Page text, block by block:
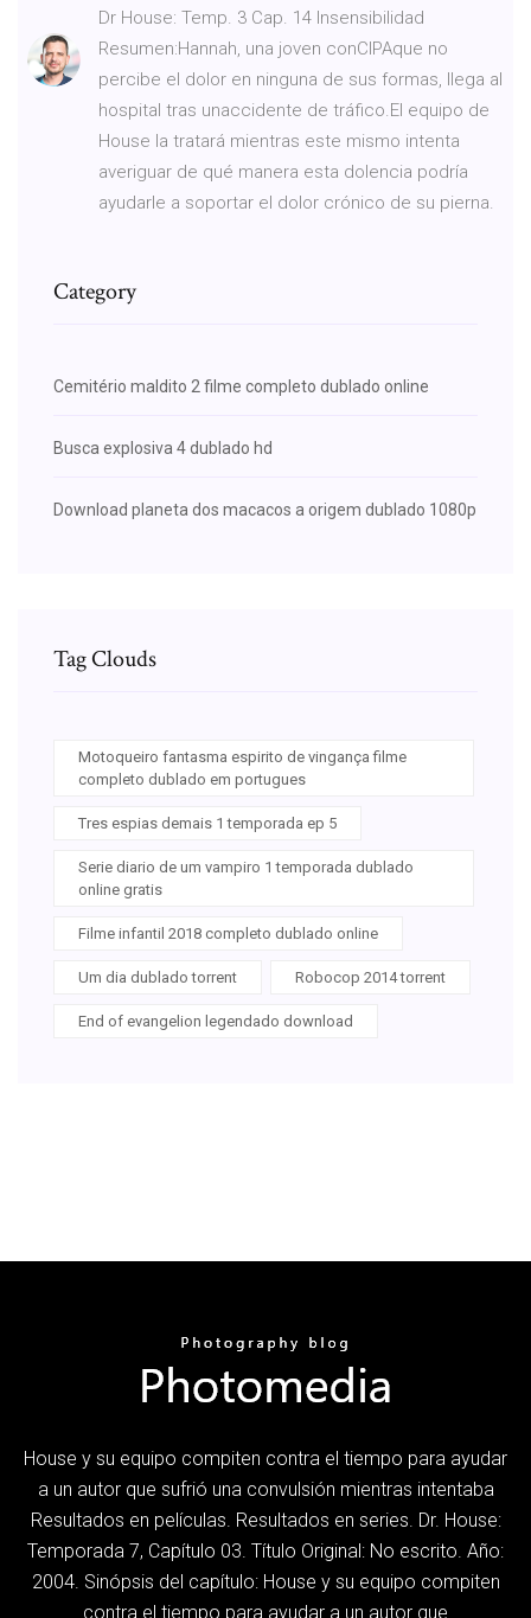
Dr House: Temp. 3 Cap. 14 Insensibilidad
Resumen:Hannah, una joven conCIPAque no
percibe el dolor en ninguna de sus formas, llega al
hospital tras unaccidente de tráfico.El equipo de
House la tratará mientras este mismo intenta
averiguar de qué manera esta dolencia podría
ayudarle a soportar el dolor crónico de su pierna.
Category
Cemitério maldito 2 filme completo dublado online
Busca explosiva 4 dublado hd
Download planeta dos macacos a origem dublado 1080p
Tag Clouds
Motoqueiro fantasma espirito de vingança filme
completo dublado em portugues
Tres espias demais 1 temporada ep 5
Serie diario de um vampiro 1 temporada dublado
online gratis
Filme infantil 2018 completo dublado online
Um dia dublado torrent Robocop 2014 torrent
End of evangelion legendado download
House y su equipo compiten contra el tiempo para ayudar
a un autor que sufrió una convulsión mientras intentaba
Resultados en películas. Resultados en series. Dr. House:
Temporada 7, Capítulo 03. Título Original: No escrito. Año:
2004. Sinópsis del capítulo: House y su equipo compiten
contra el tiempo para ayudar a un autor que